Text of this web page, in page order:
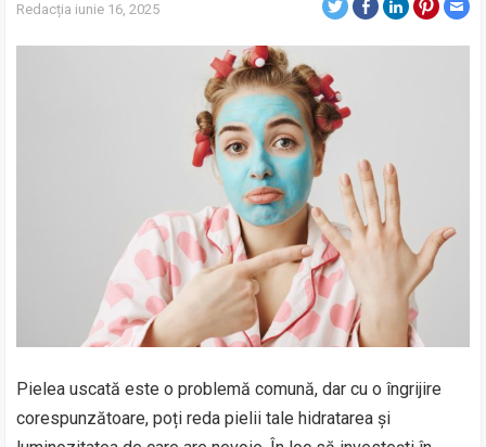
Redacția iunie 16, 2025
Pielea uscată este o problemă comună, dar cu o îngrijire
corespunzătoare, poți reda pielii tale hidratarea și